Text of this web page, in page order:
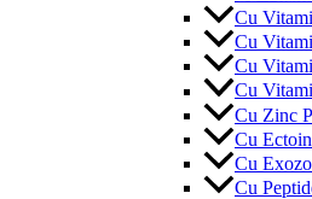
Cu
Cu
Cu
Cu
Cu Zinc
Cu
Cu
Cu